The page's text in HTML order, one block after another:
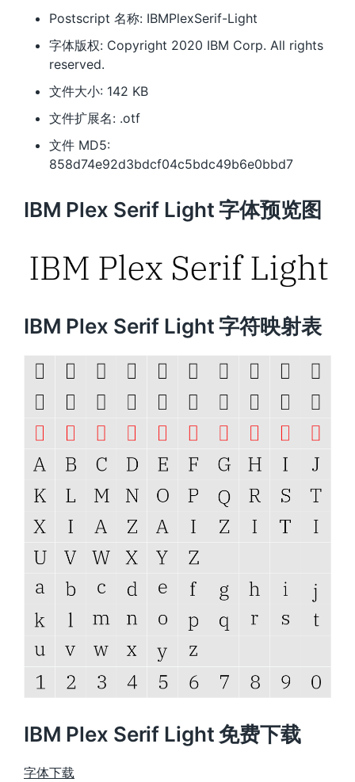
Postscript 名称: IBMPlexSerif-Light
字体版权: Copyright 2020 IBM Corp. All rights
reserved.
文件大小: 142 KB
文件扩展名: .otf
文件 MD5:
858d74e92d3bdcf04c5bdc49b6e0bbd7
IBM Plex Serif Light 字体预览图
IBM Plex Serif Light 字符映射表
IBM Plex Serif Light 免费下载
字体下载